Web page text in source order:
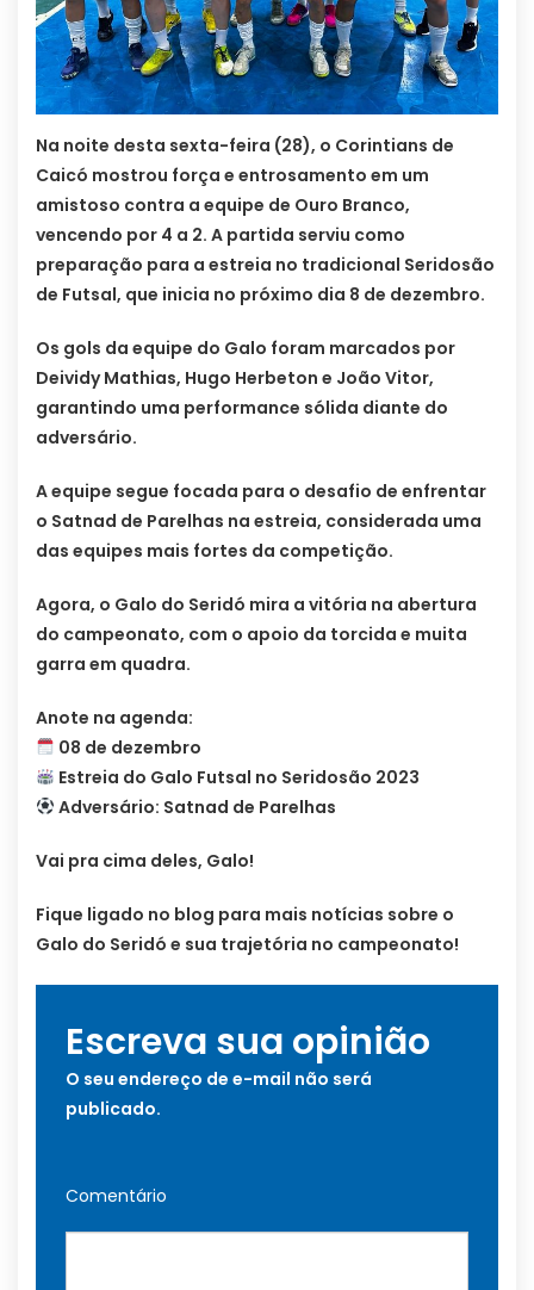
Na noite desta sexta-feira (28), o Corintians de
Caicó mostrou força e entrosamento em um
amistoso contra a equipe de Ouro Branco,
vencendo por 4 a 2. A partida serviu como
preparação para a estreia no tradicional Seridosão
de Futsal, que inicia no próximo dia 8 de dezembro.
Os gols da equipe do Galo foram marcados por
Deividy Mathias, Hugo Herbeton e João Vitor,
garantindo uma performance sólida diante do
adversário.
A equipe segue focada para o desafio de enfrentar
o Satnad de Parelhas na estreia, considerada uma
das equipes mais fortes da competição.
Agora, o Galo do Seridó mira a vitória na abertura
do campeonato, com o apoio da torcida e muita
garra em quadra.
Anote na agenda:
08 de dezembro
Estreia do Galo Futsal no Seridosão 2023
Adversário: Satnad de Parelhas
Vai pra cima deles, Galo!
Fique ligado no blog para mais notícias sobre o
Galo do Seridó e sua trajetória no campeonato!
Escreva sua opinião
O seu endereço de e-mail não será
publicado.
Comentário